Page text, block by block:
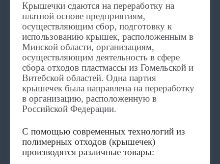
Крышечки сдаются на переработку на
платной основе предприятиям,
осуществляющим сбор, подготовку к
использованию крышек, расположенным в
Минской области, организациям,
осуществляющим деятельность в сфере
сбора отходов пластмассы из Гомельской и
Витебской областей. Одна партия
крышечек была направлена на переработку
в организацию, расположенную в
Российской Федерации.
С помощью современных технологий из
полимерных отходов (крышечек)
производятся различные товары: